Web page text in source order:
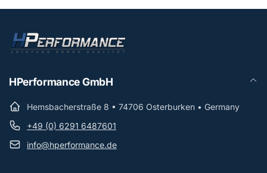
HPerformance GmbH
Hemsbacherstraße 8 • 74706 Osterburken • Germany
+49 (0) 6291 6487601
info@hperformance.de